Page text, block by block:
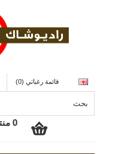
قائمة رغباتي (0)
0 منتجات - 0.0